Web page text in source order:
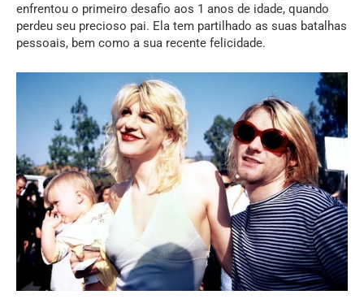
enfrentou o primeiro desafio aos 1 anos de idade, quando
perdeu seu precioso pai. Ela tem partilhado as suas batalhas
pessoais, bem como a sua recente felicidade.